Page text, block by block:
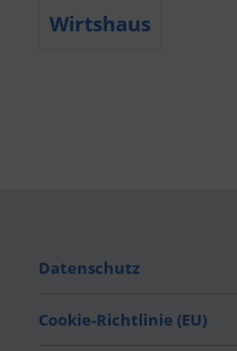
Wirtshaus
Datenschutz
Cookie-Richtlinie (EU)